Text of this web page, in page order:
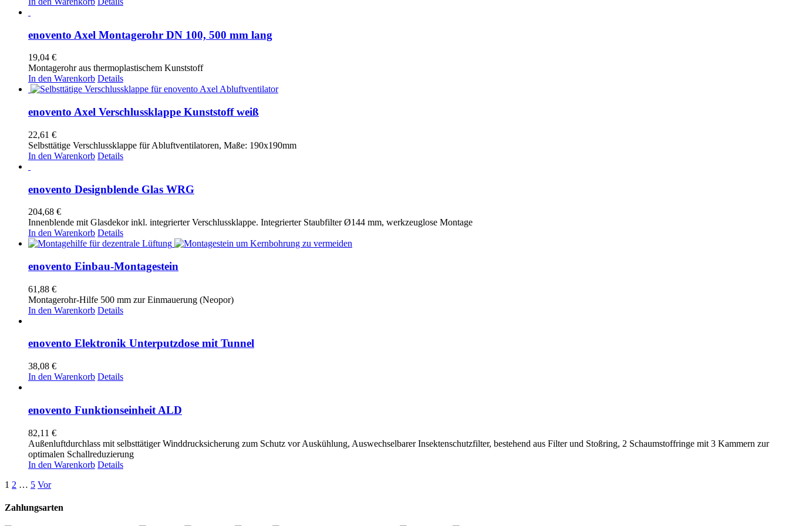
enovento Axel Montagerohr DN 100, 500 mm lang
19,04 €
Montagerohr aus thermoplastischem Kunststoff
In den Warenkorb Details
enovento Axel Verschlussklappe Kunststoff weiß
22,61 €
Selbsttätige Verschlussklappe für Abluftventilatoren, Maße: 190x190mm
In den Warenkorb Details
enovento Designblende Glas WRG
204,68 €
Innenblende mit Glasdekor inkl. integrierter Verschlussklappe. Integrierter Staubfilter Ø144 mm, werkzeuglose Montage
In den Warenkorb Details
enovento Einbau-Montagestein
61,88 €
Montagerohr-Hilfe 500 mm zur Einmauerung (Neopor)
In den Warenkorb Details
enovento Elektronik Unterputzdose mit Tunnel
38,08 €
In den Warenkorb Details
enovento Funktionseinheit ALD
82,11 €
Außenluftdurchlass mit selbsttätiger Winddrucksicherung zum Schutz vor Auskühlung, Auswechselbarer Insektenschutzfilter, bestehend aus Filter und Stoßring, 2 Schaumstoffringe mit 3 Kammern zur
optimalen Schallreduzierung
In den Warenkorb Details
1 2 … 5 Vor
Zahlungsarten